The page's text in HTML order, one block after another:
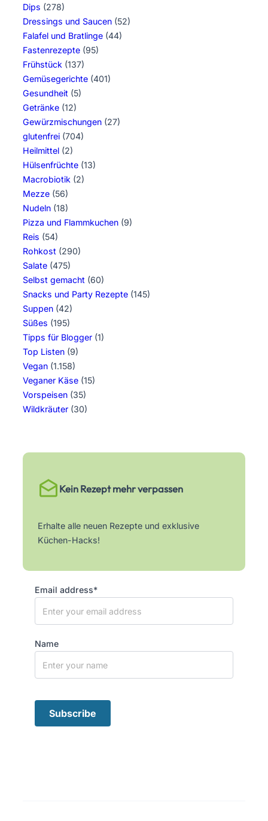
Dips (278)
Dressings und Saucen (52)
Falafel und Bratlinge (44)
Fastenrezepte (95)
Frühstück (137)
Gemüsegerichte (401)
Gesundheit (5)
Getränke (12)
Gewürzmischungen (27)
glutenfrei (704)
Heilmittel (2)
Hülsenfrüchte (13)
Macrobiotik (2)
Mezze (56)
Nudeln (18)
Pizza und Flammkuchen (9)
Reis (54)
Rohkost (290)
Salate (475)
Selbst gemacht (60)
Snacks und Party Rezepte (145)
Suppen (42)
Süßes (195)
Tipps für Blogger (1)
Top Listen (9)
Vegan (1.158)
Veganer Käse (15)
Vorspeisen (35)
Wildkräuter (30)
Kein Rezept mehr verpassen
Erhalte alle neuen Rezepte und exklusive
Küchen-Hacks!
Email address*
Name